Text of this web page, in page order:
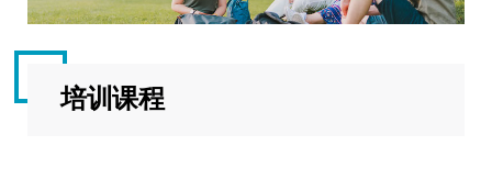
培训课程